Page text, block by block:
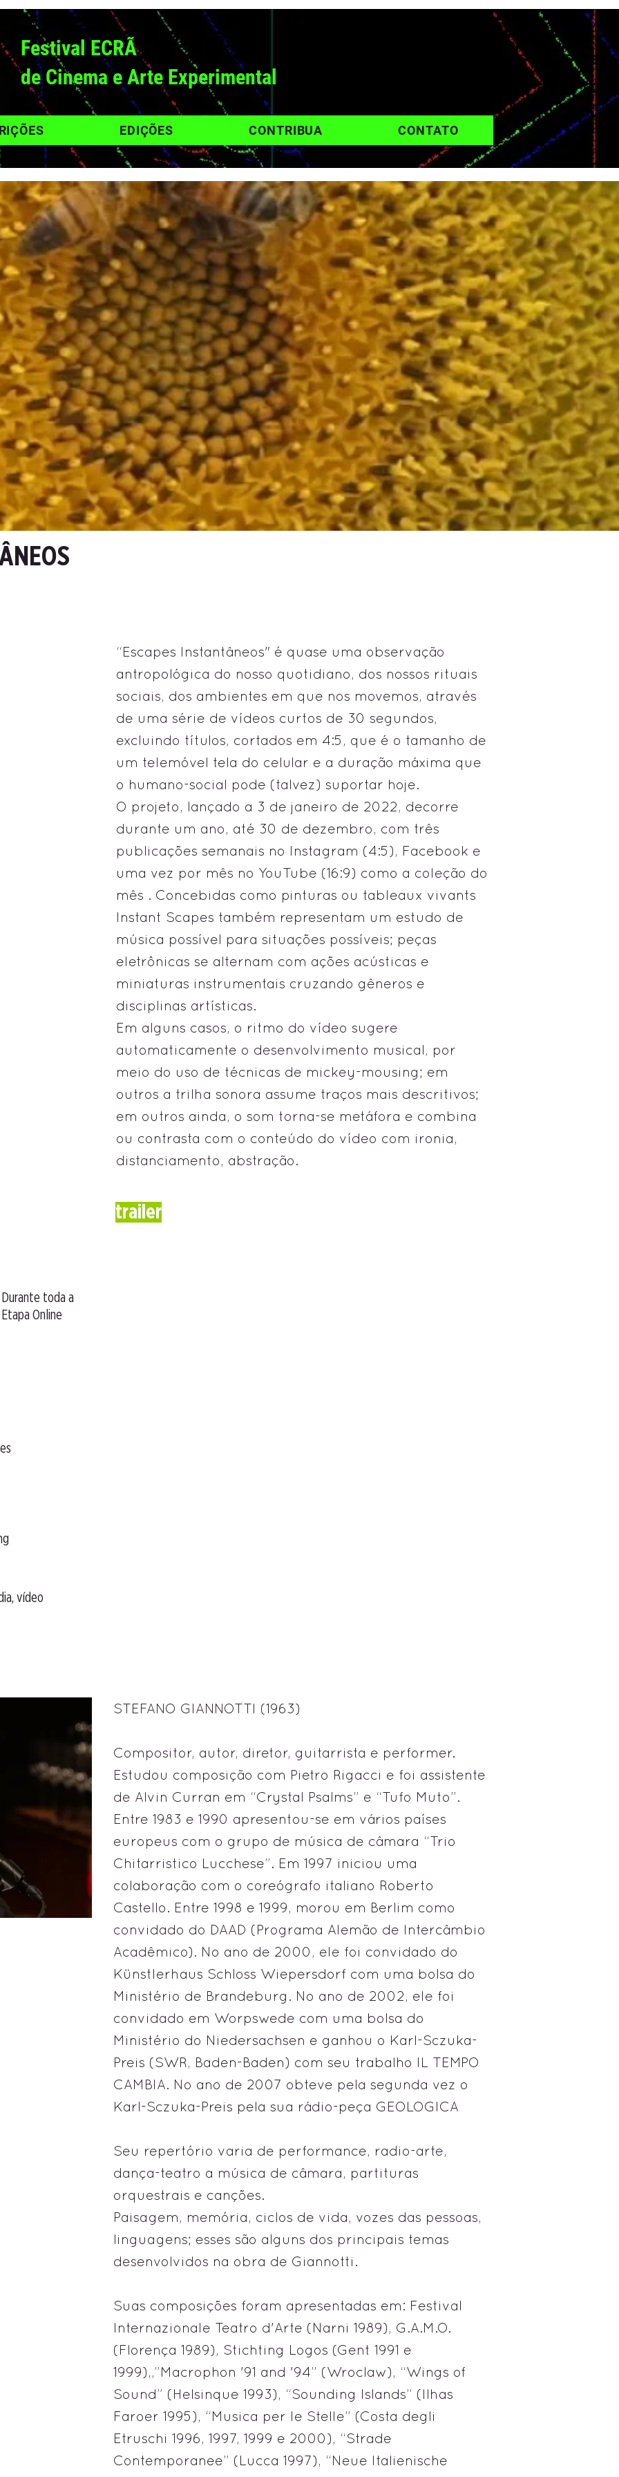
Festival ECRÃ
de Cinema e Arte Experimental
EDIÇÕES CONTRIBUA CONTATO
“Escapes Instantâneos" é quase uma observação
antropológica do nosso quotidiano, dos nossos rituais
sociais, dos ambientes em que nos movemos, através
de uma série de vídeos curtos de 30 segundos,
excluindo títulos, cortados em 4:5, que é o tamanho de
um telemóvel tela do celular e a duração máxima que
o humano-social pode (talvez) suportar hoje.
O projeto, lançado a 3 de janeiro de 2022, decorre
durante um ano, até 30 de dezembro, com três
publicações semanais no Instagram (4:5), Facebook e
uma vez por mês no YouTube (16:9) como a coleção do
mês . Concebidas como pinturas ou tableaux vivants
Instant Scapes também representam um estudo de
música possível para situações possíveis; peças
eletrônicas se alternam com ações acústicas e
miniaturas instrumentais cruzando gêneros e
disciplinas artísticas.
Em alguns casos, o ritmo do vídeo sugere
automaticamente o desenvolvimento musical, por
meio do uso de técnicas de mickey-mousing; em
outros a trilha sonora assume traços mais descritivos;
em outros ainda, o som torna-se metáfora e combina
ou contrasta com o conteúdo do vídeo com ironia,
distanciamento, abstração.
Durante toda a
Etapa Online
vídeo
trailer
STEFANO GIANNOTTI (1963)
Compositor, autor, diretor, guitarrista e performer.
Estudou composição com Pietro Rigacci e foi assistente
de Alvin Curran em “Crystal Psalms” e “Tufo Muto”.
Entre 1983 e 1990 apresentou-se em vários países
europeus com o grupo de música de câmara “Trio
Chitarristico Lucchese”. Em 1997 iniciou uma
colaboração com o coreógrafo italiano Roberto
Castello. Entre 1998 e 1999, morou em Berlim como
convidado do DAAD (Programa Alemão de Intercâmbio
Acadêmico). No ano de 2000, ele foi convidado do
Künstlerhaus Schloss Wiepersdorf com uma bolsa do
Ministério de Brandeburg. No ano de 2002, ele foi
convidado em Worpswede com uma bolsa do
Ministério do Niedersachsen e ganhou o Karl-Sczuka-
Preis (SWR, Baden-Baden) com seu trabalho IL TEMPO
CAMBIA. No ano de 2007 obteve pela segunda vez o
Karl-Sczuka-Preis pela sua rádio-peça GEOLOGICA
Seu repertório varia de performance, radio-arte,
dança-teatro a música de câmara, partituras
orquestrais e canções.
Paisagem, memória, ciclos de vida, vozes das pessoas,
linguagens; esses são alguns dos principais temas
desenvolvidos na obra de Giannotti.
Suas composições foram apresentadas em: Festival
Internazionale Teatro d'Arte (Narni 1989), G.A.M.O.
(Florença 1989), Stichting Logos (Gent 1991 e
1999),,”Macrophon '91 and '94” (Wroclaw), “Wings of
Sound” (Helsinque 1993), “Sounding Islands” (Ilhas
Faroer 1995), “Musica per le Stelle” (Costa degli
Etruschi 1996, 1997, 1999 e 2000), “Strade
Contemporanee” (Lucca 1997), “Neue Italienische